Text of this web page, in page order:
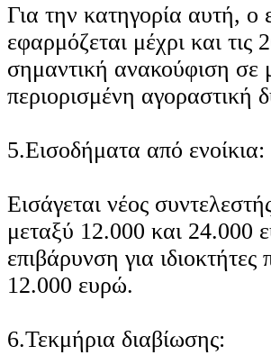
Για την κατηγορία αυτή, ο
εφαρμόζεται μέχρι και
σημαντική ανακούφιση σε
περιορισμένη αγοραστική
5.Εισοδήματα από ενοίκια:
Εισάγεται νέος
μεταξύ 12.000 και 24.000
επιβάρυνση για
12.000 ευρώ.
6.Τεκμήρια διαβίωσης: